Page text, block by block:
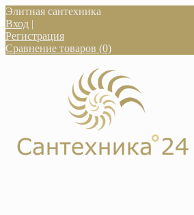
Элитная сантехника
Вход |
Регистрация
Сравнение товаров (0)